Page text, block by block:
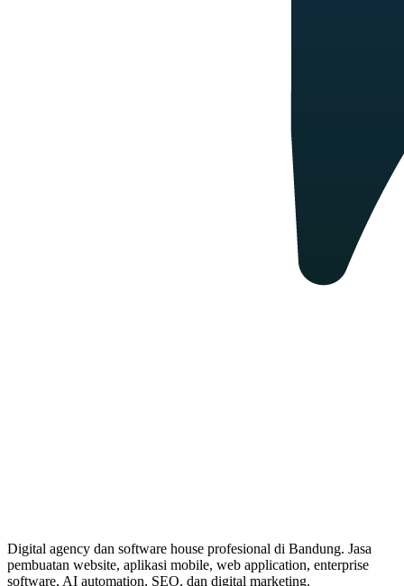
Digital agency dan software house profesional di Bandung. Jasa
pembuatan website, aplikasi mobile, web application, enterprise
software, AI automation, SEO, dan digital marketing.